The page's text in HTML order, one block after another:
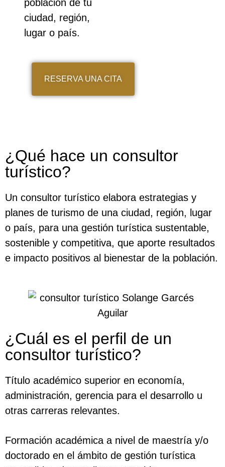
población de tu
ciudad, región,
lugar o país.
RESERVA UNA CITA
¿Qué hace un consultor
turístico?
Un consultor turístico elabora estrategias y
planes de turismo de una ciudad, región, lugar
o país, para una gestión turística sustentable,
sostenible y competitiva, que aporte resultados
e impacto positivos al bienestar de la población.
¿Cuál es el perfil de un
consultor turístico?
Título académico superior en economía,
administración, gerencia para el desarrollo u
otras carreras relevantes.
Formación académica a nivel de maestría y/o
doctorado en el ámbito de gestión turística